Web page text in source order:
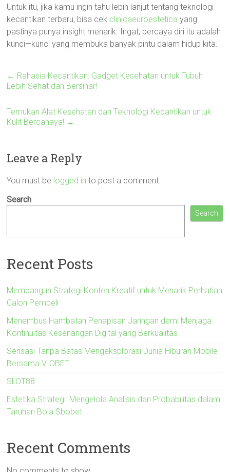
Untuk itu, jika kamu ingin tahu lebih lanjut tentang teknologi
kecantikan terbaru, bisa cek clinicaeuroestetica yang
pastinya punya insight menarik. Ingat, percaya diri itu adalah
kunci—kunci yang membuka banyak pintu dalam hidup kita.
← Rahasia Kecantikan: Gadget Kesehatan untuk Tubuh
Lebih Sehat dan Bersinar!
Temukan Alat Kesehatan dan Teknologi Kecantikan untuk
Kulit Bercahaya! →
Leave a Reply
You must be logged in to post a comment.
Search
Search
Recent Posts
Membangun Strategi Konten Kreatif untuk Menarik Perhatian
Calon Pembeli
Menembus Hambatan Penapisan Jaringan demi Menjaga
Kontinuitas Kesenangan Digital yang Berkualitas
Sensasi Tanpa Batas Mengeksplorasi Dunia Hiburan Mobile
Bersama VIOBET
SLOT88
Estetika Strategi: Mengelola Analisis dan Probabilitas dalam
Taruhan Bola Sbobet
Recent Comments